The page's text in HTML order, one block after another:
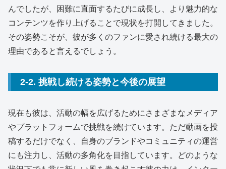
んでしたが、困難に直面するたびに成長し、より魅力的な
コンテンツを作り上げることで現状を打開してきました。
その姿勢こそが、彼が多くのファンに愛され続ける最大の
理由であると言えるでしょう。
2-2. 挑戦し続ける姿勢と今後の展望
現在も彼は、活動の幅を広げるためにさまざまなメディア
やプラットフォームで挑戦を続けています。ただ動画を投
稿するだけでなく、自身のブランドやコミュニティの運営
にも注力し、活動の多角化を目指しています。どのような